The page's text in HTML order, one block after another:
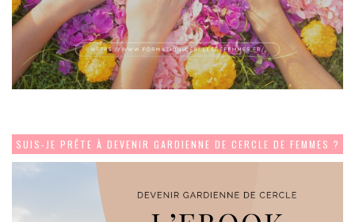
SUIS-JE PRÊTE À DEVENIR GARDIENNE DE CERCLE DE FEMMES ?